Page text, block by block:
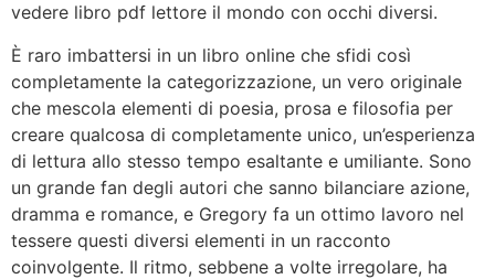
vedere libro pdf lettore il mondo con occhi diversi.
È raro imbattersi in un libro online che sfidi così
completamente la categorizzazione, un vero originale
che mescola elementi di poesia, prosa e filosofia per
creare qualcosa di completamente unico, un’esperienza
di lettura allo stesso tempo esaltante e umiliante. Sono
un grande fan degli autori che sanno bilanciare azione,
dramma e romance, e Gregory fa un ottimo lavoro nel
tessere questi diversi elementi in un racconto
coinvolgente. Il ritmo, sebbene a volte irregolare, ha